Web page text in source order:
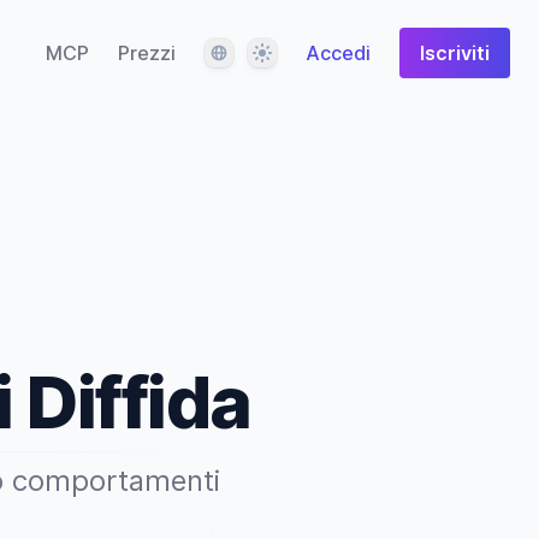
MCP Prezzi LinguaTema Accedi Iscriviti
Diffida
comportamenti